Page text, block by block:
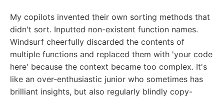
My copilots invented their own sorting methods that
didn't sort. Inputted non-existent function names.
Windsurf cheerfully discarded the contents of
multiple functions and replaced them with 'your code
here' because the context became too complex. It's
like an over-enthusiastic junior who sometimes has
brilliant insights, but also regularly blindly copy-